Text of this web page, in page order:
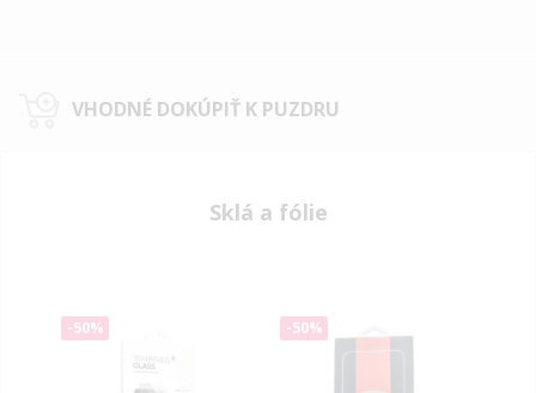
VHODNÉ DOKÚPIŤ K PUZDRU
Sklá a fólie
-50% -50%